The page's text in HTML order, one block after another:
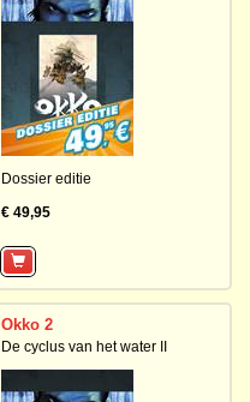
Dossier editie
€ 49,95
Okko 2
De cyclus van het water II